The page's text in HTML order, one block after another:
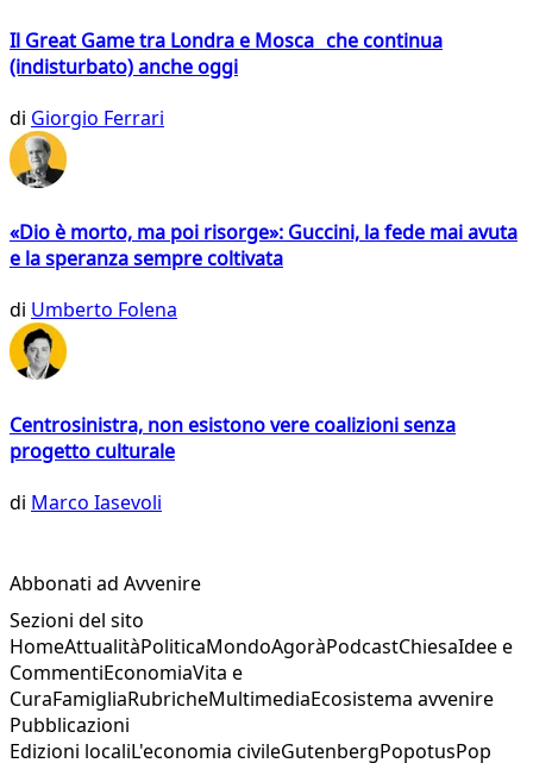
Il Great Game tra Londra e Mosca che continua
(indisturbato) anche oggi
di Giorgio Ferrari
«Dio è morto, ma poi risorge»: Guccini, la fede mai avuta
e la speranza sempre coltivata
di Umberto Folena
Centrosinistra, non esistono vere coalizioni senza
progetto culturale
di Marco Iasevoli
Abbonati ad Avvenire
Sezioni del sito
HomeAttualitàPoliticaMondoAgoràPodcastChiesaIdee e
CommentiEconomiaVita e
CuraFamigliaRubricheMultimediaEcosistema avvenire
Pubblicazioni
Edizioni localiL'economia civileGutenbergPopotusPop